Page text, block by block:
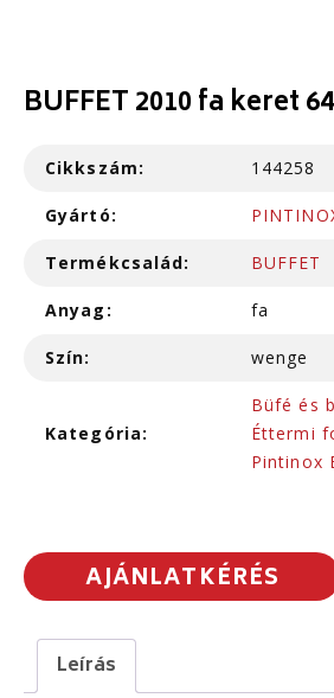
BUFFET 2010 fa keret
Cikkszám: 144258
Gyártó:
Termékcsalád: BUFFET
Anyag: fa
Szín: wenge
Kategória:
Büfé és
Éttermi
Pintinox
AJÁNLATKÉRÉS
Leírás